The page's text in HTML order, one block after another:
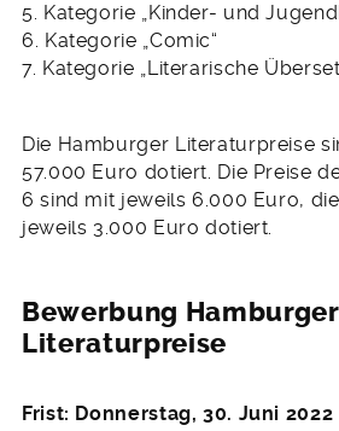
5. Kategorie „Kinder- und
6. Kategorie „Comic“
7. Kategorie „Literarische
Die Hamburger Literaturpreise
57.000 Euro dotiert. Die Preise
6 sind mit jeweils 6.000 Euro,
jeweils 3.000 Euro dotiert.
Bewerbung Hamburger
Literaturpreise
Frist: Donnerstag, 30. Juni 2022